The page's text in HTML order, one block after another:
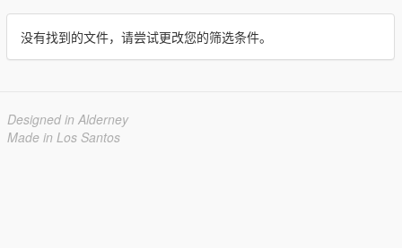
没有找到的文件，请尝试更改您的筛选条件。
Designed in Alderney
Made in Los Santos